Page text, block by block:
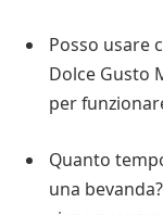
Posso usare
Dolce Gusto
per
Quanto
una